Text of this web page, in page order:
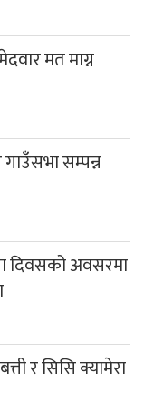
मत माग्न
गाउँसभा सम्पन्न
दिवसको अवसरमा
र सिसि क्यामेरा